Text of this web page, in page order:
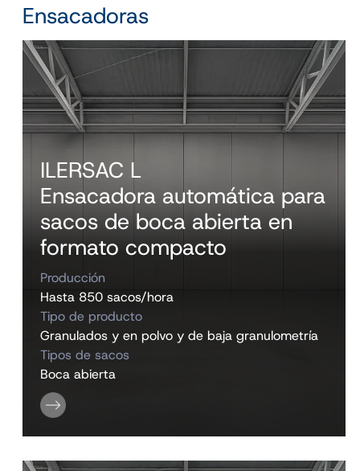
Ensacadoras
ILERSAC L
Ensacadora automática para
sacos de boca abierta en
formato compacto
Producción
Hasta 850 sacos/hora
Tipo de producto
Granulados y en polvo y de baja granulometría
Tipos de sacos
Boca abierta